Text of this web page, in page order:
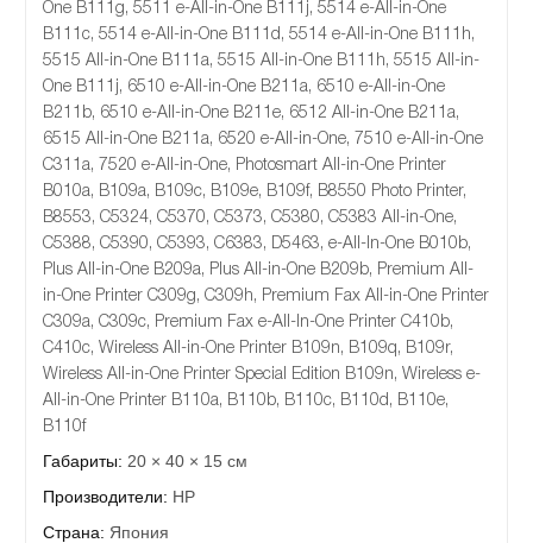
One B111g, 5511 e-All-in-One B111j, 5514 e-All-in-One
B111c, 5514 e-All-in-One B111d, 5514 e-All-in-One B111h,
5515 All-in-One B111a, 5515 All-in-One B111h, 5515 All-in-
One B111j, 6510 e-All-in-One B211a, 6510 e-All-in-One
B211b, 6510 e-All-in-One B211e, 6512 All-in-One B211a,
6515 All-in-One B211a, 6520 e-All-in-One, 7510 e-All-in-One
C311a, 7520 e-All-in-One, Photosmart All-in-One Printer
B010a, B109a, B109c, B109e, B109f, B8550 Photo Printer,
B8553, C5324, C5370, C5373, C5380, C5383 All-in-One,
C5388, C5390, C5393, C6383, D5463, e-All-In-One B010b,
Plus All-in-One B209a, Plus All-in-One B209b, Premium All-
in-One Printer C309g, C309h, Premium Fax All-in-One Printer
C309a, C309c, Premium Fax e-All-In-One Printer C410b,
C410c, Wireless All-in-One Printer B109n, B109q, B109r,
Wireless All-in-One Printer Special Edition B109n, Wireless e-
All-in-One Printer B110a, B110b, B110c, B110d, B110e,
B110f
Габариты: 20 × 40 × 15 см
Производители: HP
Страна: Япония